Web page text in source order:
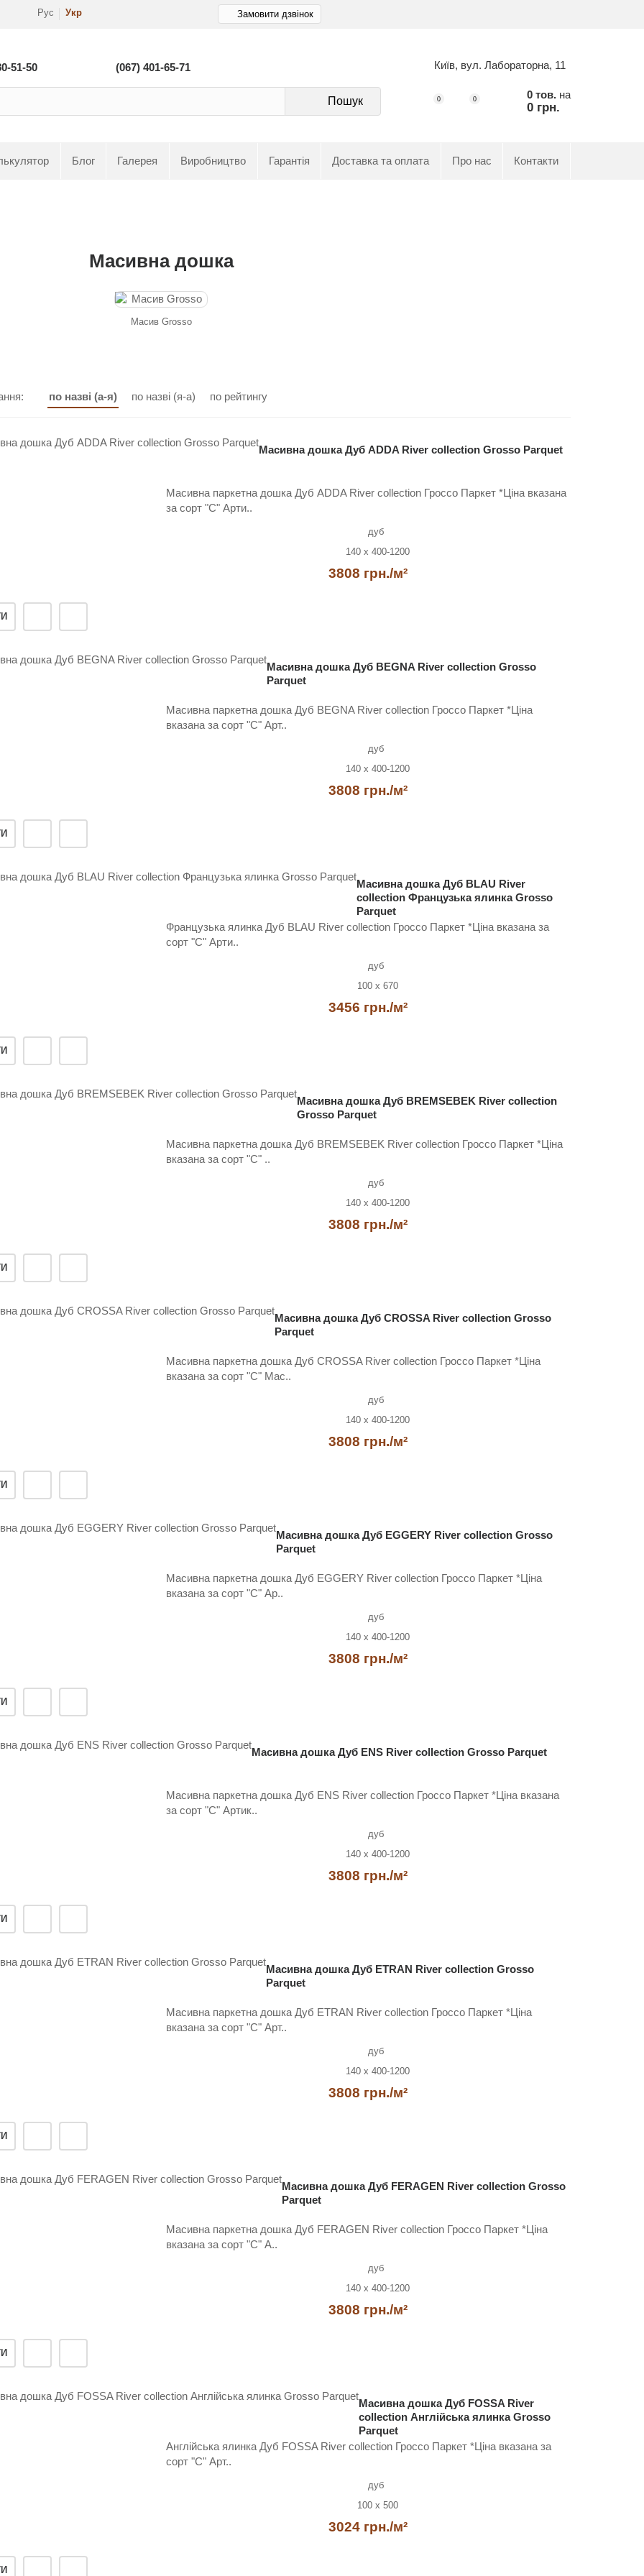
Рус Укр Замовити дзвінок
51-50 (067) 401-65-71 Київ, вул. Лабораторна, 11
Пошук 0 0 0 тов. на
0 грн.
Блог Галерея Виробництво Гарантія Доставка та оплата Про нас Контакти
Масивна дошка
Масив Grosso
по назві (а-я) по назві (я-а) по рейтингу
Масивна дошка Дуб ADDA River collection Grosso Parquet
Масивна паркетна дошка Дуб ADDA River collection Гроссо Паркет *Ціна вказана
за сорт "С" Арти..
дуб
140 x 400-1200
3808 грн./м²
Масивна дошка Дуб BEGNA River collection Grosso
Parquet
Масивна паркетна дошка Дуб BEGNA River collection Гроссо Паркет *Ціна
вказана за сорт "С" Арт..
дуб
140 x 400-1200
3808 грн./м²
Масивна дошка Дуб BLAU River
collection Французька ялинка Grosso
Parquet
Французька ялинка Дуб BLAU River collection Гроссо Паркет *Ціна вказана за
сорт "С" Арти..
дуб
100 x 670
3456 грн./м²
Масивна дошка Дуб BREMSEBEK River collection
Grosso Parquet
Масивна паркетна дошка Дуб BREMSEBEK River collection Гроссо Паркет *Ціна
вказана за сорт "С" ..
дуб
140 x 400-1200
3808 грн./м²
Масивна дошка Дуб CROSSA River collection Grosso
Parquet
Масивна паркетна дошка Дуб CROSSA River collection Гроссо Паркет *Ціна
вказана за сорт "С" Мас..
дуб
140 x 400-1200
3808 грн./м²
Масивна дошка Дуб EGGERY River collection Grosso
Parquet
Масивна паркетна дошка Дуб EGGERY River collection Гроссо Паркет *Ціна
вказана за сорт "С" Ар..
дуб
140 x 400-1200
3808 грн./м²
Масивна дошка Дуб ENS River collection Grosso Parquet
Масивна паркетна дошка Дуб ENS River collection Гроссо Паркет *Ціна вказана
за сорт "С" Артик..
дуб
140 x 400-1200
3808 грн./м²
Масивна дошка Дуб ETRAN River collection Grosso
Parquet
Масивна паркетна дошка Дуб ETRAN River collection Гроссо Паркет *Ціна
вказана за сорт "С" Арт..
дуб
140 x 400-1200
3808 грн./м²
Масивна дошка Дуб FERAGEN River collection Grosso
Parquet
Масивна паркетна дошка Дуб FERAGEN River collection Гроссо Паркет *Ціна
вказана за сорт "С" А..
дуб
140 x 400-1200
3808 грн./м²
Масивна дошка Дуб FOSSA River
collection Англійська ялинка Grosso
Parquet
Англійська ялинка Дуб FOSSA River collection Гроссо Паркет *Ціна вказана за
сорт "С" Арт..
дуб
100 x 500
3024 грн./м²